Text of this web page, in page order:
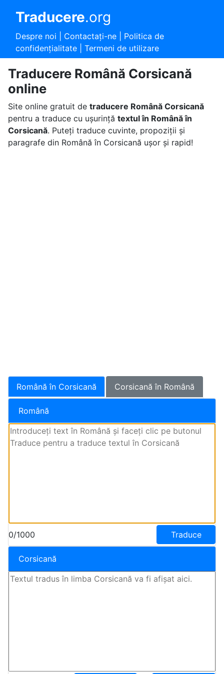
Traducere.org
Despre noi Contactaţi-ne| Politica de
confidențialitate| Termeni de utilizare
Traducere Română Corsicană
online
Site online gratuit de traducere Română Corsicană
pentru a traduce cu ușurință textul în Română în
Corsicană. Puteți traduce cuvinte, propoziții și
paragrafe din Română în Corsicană ușor și rapid!
Română în Corsicană Corsicană în Română
Română
0/1000 Traduce
Corsicană